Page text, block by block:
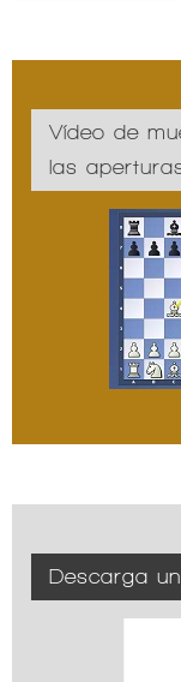
Vídeo de
las
Descarga